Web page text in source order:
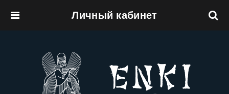
Личный кабинет